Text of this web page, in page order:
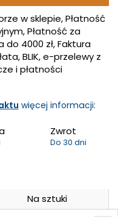
w sklepie, Płatność
Płatność za
do 4000 zł, Faktura
BLIK, e-przelewy z
i płatności
więcej informacji:
Zwrot
Do 30 dni
Na sztuki